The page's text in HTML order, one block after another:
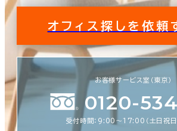
オフィス探しを依頼
お客様サービス室（東京）
0120-
受付時間：9:00〜17:00（土日祝日